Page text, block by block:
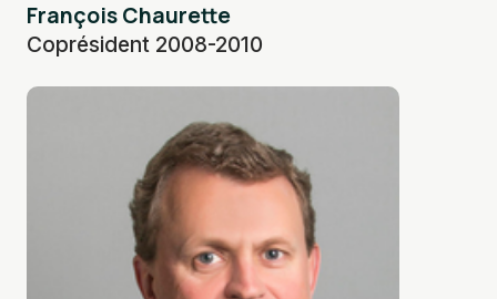
François Chaurette
Coprésident 2008-2010